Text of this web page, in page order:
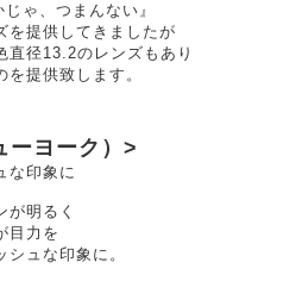
ゃ、つまんない』
を提供してきましたが
直径13.2のレンズもあり
提供致します。
ーヨーク）>
な印象に
が明るく
目力を
ュな印象に。